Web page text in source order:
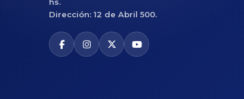
hs.
Dirección: 12 de Abril 500.